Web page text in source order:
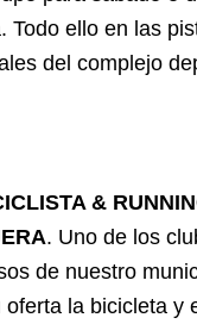
Todo ello en las
del complejo
&
. Uno de los
de nuestro
oferta la bicicleta y